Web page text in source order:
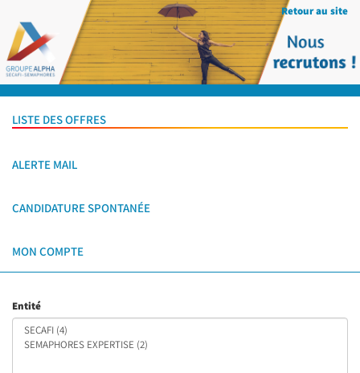
Retour au site
LISTE DES OFFRES
ALERTE MAIL
CANDIDATURE SPONTANÉE
MON COMPTE
Entité